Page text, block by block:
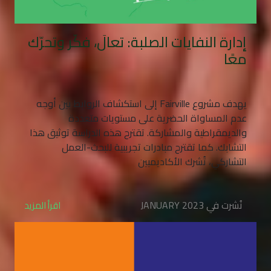
إدارة النفايات الصلبة: تعالَ، فكّر وتحرّك
معًا
يهدف مشروع Fairville إلى استكشاف الروابط بين أوجه
عدم المساواة الحضرية على مستويات متعددة
والديمقراطية والمشاركة. تقترح هذه الدراسة توثيق هذا
التشابك. كما تقترح مبادرات تجريبية للبحث-العمل
التشاركي، تُشرك الأكاديميين
نُشرت في JANUARY 2023 اقرأ المزيد